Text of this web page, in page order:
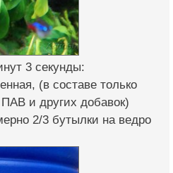
3 секунды:
(в составе только
и других добавок)
2/3 бутылки на ведро